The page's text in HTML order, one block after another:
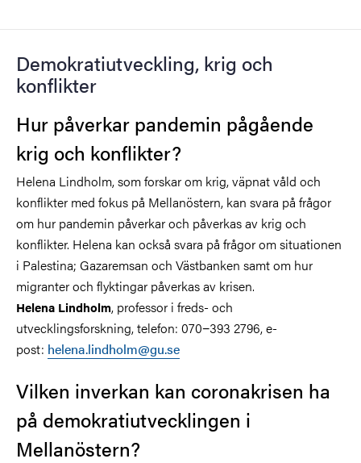
Demokratiutveckling, krig och
konflikter
Hur påverkar pandemin pågående
krig och konflikter?
Helena Lindholm, som forskar om krig, väpnat våld och
konflikter med fokus på Mellanöstern, kan svara på frågor
om hur pandemin påverkar och påverkas av krig och
konflikter. Helena kan också svara på frågor om situationen
i Palestina; Gazaremsan och Västbanken samt om hur
migranter och flyktingar påverkas av krisen.
Helena Lindholm, professor i freds- och
utvecklingsforskning, telefon: 070−393 2796, e-
post: helena.lindholm@gu.se
Vilken inverkan kan coronakrisen ha
på demokratiutvecklingen i
Mellanöstern?